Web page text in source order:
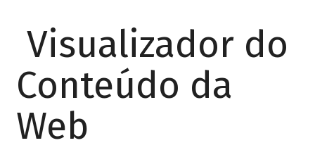
Visualizador do
Conteúdo da
Web